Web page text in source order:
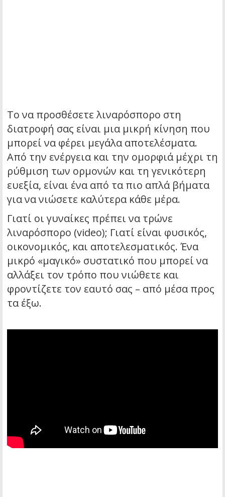
Το να προσθέσετε λιναρόσπορο στη
διατροφή σας είναι μια μικρή κίνηση που
μπορεί να φέρει μεγάλα αποτελέσματα.
Από την ενέργεια και την ομορφιά μέχρι τη
ρύθμιση των ορμονών και τη γενικότερη
ευεξία, είναι ένα από τα πιο απλά βήματα
για να νιώσετε καλύτερα κάθε μέρα.
Γιατί οι γυναίκες πρέπει να τρώνε
λιναρόσπορο (video); Γιατί είναι φυσικός,
οικονομικός, και αποτελεσματικός. Ένα
μικρό «μαγικό» συστατικό που μπορεί να
αλλάξει τον τρόπο που νιώθετε και
φροντίζετε τον εαυτό σας – από μέσα προς
τα έξω.